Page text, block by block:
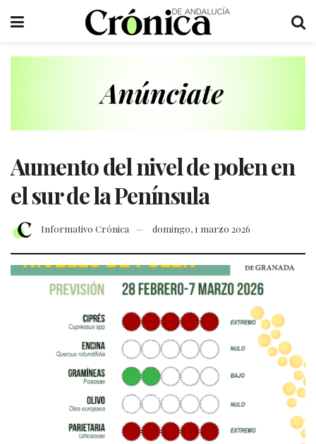
Aumento del nivel de polen en
el sur de la Península
Informativo Crónica domingo, 1 marzo 2026